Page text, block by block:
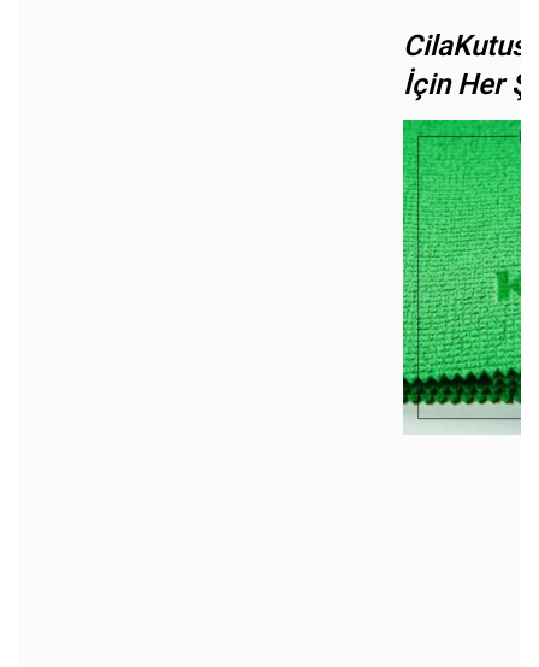
İçin Her